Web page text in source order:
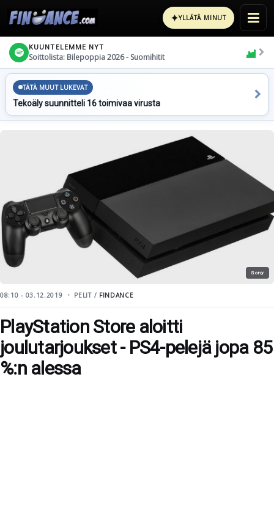
✦YLLÄTÄ MINUT
KUUNTELEMME NYT
Soittolista: Bilepoppia 2026 - Suomihitit
TÄTÄ MUUT LUKEVAT
Tekoäly suunnitteli 16 toimivaa virusta
Sony
08:10 - 03.12.2019 PELIT / FINDANCE
PlayStation Store aloitti
joulutarjoukset - PS4-pelejä jopa 85
%:n alessa